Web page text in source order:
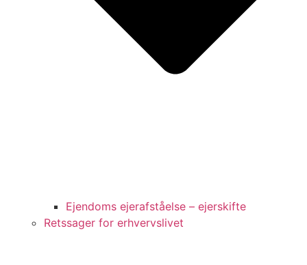
Ejendoms ejerafståelse – ejerskifte
Retssager for erhvervslivet